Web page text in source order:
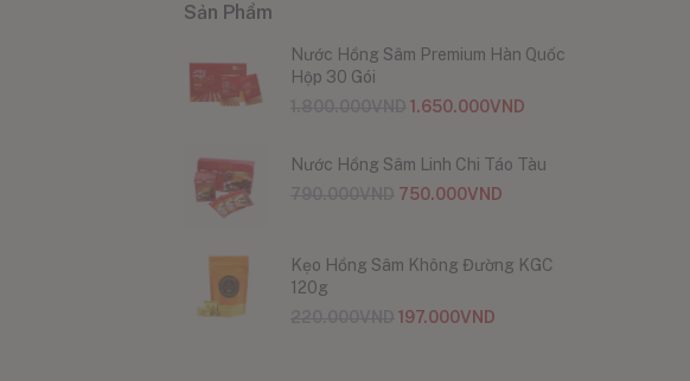
Sản Phẩm
Nước Hồng Sâm Premium Hàn Quốc
Hộp 30 Gói
1.650.000VND
Nước Hồng Sâm Linh Chi Táo Tàu
750.000VND
Kẹo Hồng Sâm Không Đường KGC
120g
197.000VND